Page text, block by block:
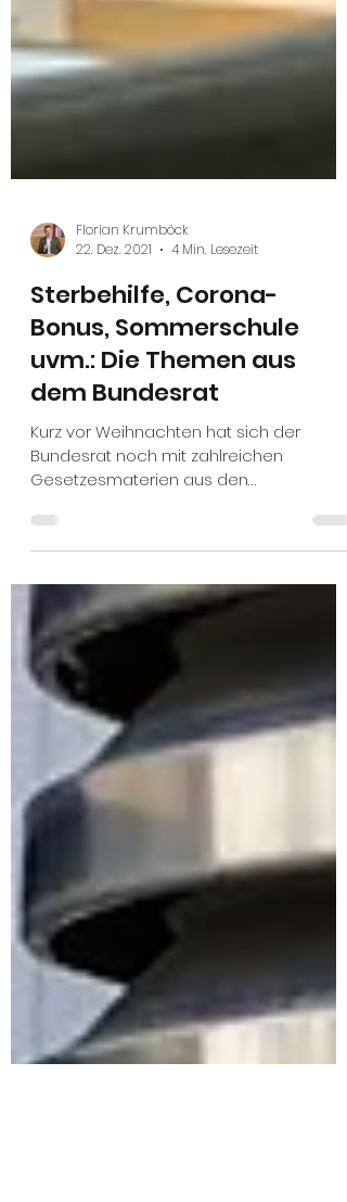
22. Dez. 2021
4 Min. Lesezeit
Sterbehilfe, Corona-
Bonus, Sommerschule
uvm.: Die Themen aus
dem Bundesrat
Kurz vor Weihnachten hat sich der
unterschiedlichsten Bereichen
beschäftigt. Dazu...